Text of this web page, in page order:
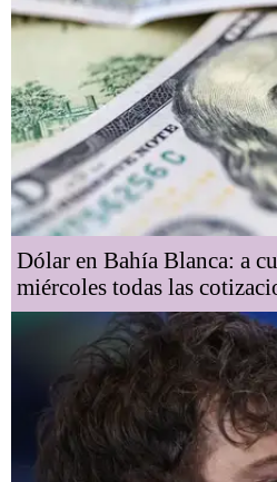
Dólar en Bahía Blanca: a
miércoles todas las